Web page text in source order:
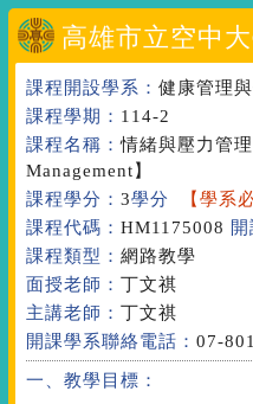
高雄市立空中
課程開設學系： 健康管理
課程學期： 114-2
課程名稱：情緒與壓力管理
Management】
課程學分： 3學分
【學系
課程代碼： HM1175008 開
課程類型： 網路教學
面授老師： 丁文祺
主講老師： 丁文祺
開課學系聯絡電話： 07-
一、教學目標：